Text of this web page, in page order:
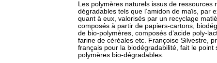
Les polymères naturels issus de ressources
dégradables tels que l’amidon de maïs, par
quant à eux, valorisés par un recyclage
composés à partir de papiers-cartons,
de bio-polymères, composés d’acide poly-
farine de céréales etc. Françoise Silvestre,
français pour la biodégradabilité, fait le point
polymères bio-dégradables.